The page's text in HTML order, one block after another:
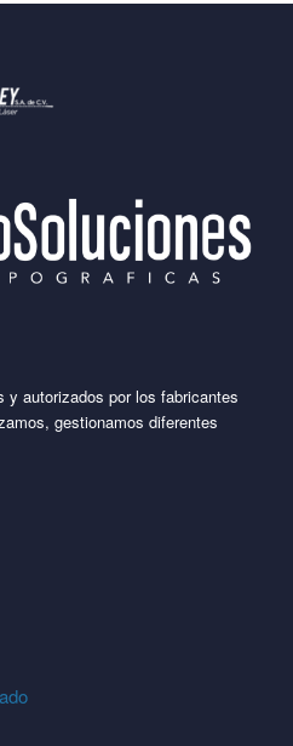
y autorizados por los fabricantes
gestionamos diferentes